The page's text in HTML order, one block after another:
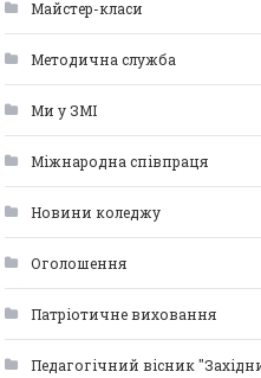
Майстер-класи
Методична служба
Ми у ЗМІ
Міжнародна співпраця
Новини коледжу
Оголошення
Патріотичне виховання
Педагогічний вісник